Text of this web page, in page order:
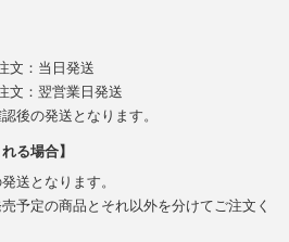
文：当日発送
文：翌営業日発送
後の発送となります。
る場合】
送となります。
予定の商品とそれ以外を分けてご注文く